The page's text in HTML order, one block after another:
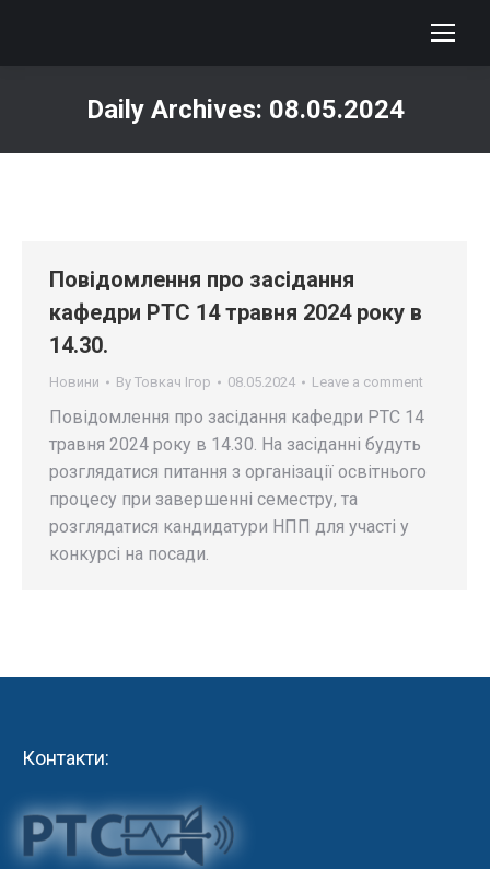
Daily Archives: 08.05.2024
Повідомлення про засідання
кафедри РТС 14 травня 2024 року в
14.30.
Новини By Товкач Ігор 08.05.2024 Leave a comment
Повідомлення про засідання кафедри РТС 14
травня 2024 року в 14.30. На засіданні будуть
розглядатися питання з організації освітнього
процесу при завершенні семестру, та
розглядатися кандидатури НПП для участі у
конкурсі на посади.
Контакти: